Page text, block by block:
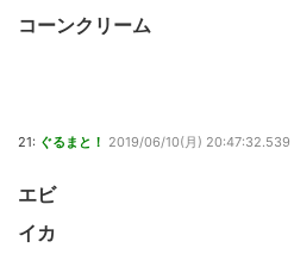
コーンクリーム
21: ぐるまと！ 2019/06/10(月) 20:47:32.539
エビ
イカ